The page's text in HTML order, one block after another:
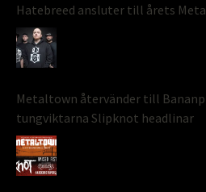
Hatebreed ansluter till årets
Metaltown återvänder till
tungviktarna Slipknot headlinar